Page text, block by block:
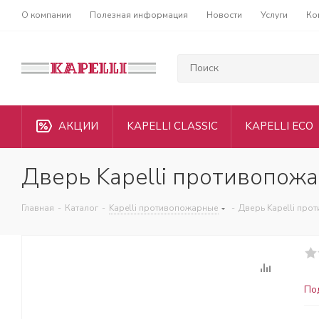
О компании Полезная информация Новости Услуги
АКЦИИ KAPELLI CLASSIC KAPELLI ECO
Дверь Kapelli
Главная - Каталог - Kapelli противопожарные - Дверь Kapelli